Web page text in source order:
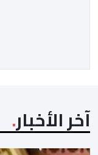
تجربة ملكٍ
آخر الأخبار